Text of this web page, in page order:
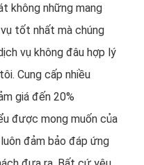
không những mang
tốt nhất mà chúng
vụ không đâu hợp lý
Cung cấp nhiều
giá đến 20%
được mong muốn của
đảm bảo đáp ứng